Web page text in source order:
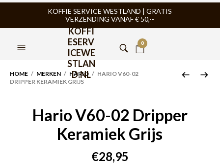
KOFFIE SERVICE WESTLAND | GRATIS
VERZENDING VANAF € 50,--
KOFFI
ESERV
ICEWE
STLAN
D.NL
0
HOME / MERKEN / HARIO / HARIO V60-02
DRIPPER KERAMIEK GRIJS
Hario V60-02 Dripper
Keramiek Grijs
€28,95